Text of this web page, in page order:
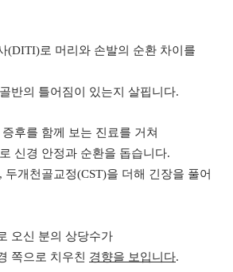
(DITI)로 머리와 손발의 순환 차이를
반의 틀어짐이 있는지 살핍니다.
후를 함께 보는 진료를 거쳐
신경 안정과 순환을 돕습니다.
두개천골교정(CST)을 더해 긴장을 풀어
오신 분의 상당수가
쪽으로 치우친 경향을 보입니다.